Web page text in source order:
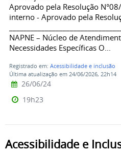
Aprovado pela Resolução
interno - Aprovado pela
NAPNE – Núcleo de
Necessidades Específicas O...
Registrado em: Acessibilidade e inclusão
Última atualização em 24/06/2026, 22h14
26/06/24
19h23
Acessibilidade e